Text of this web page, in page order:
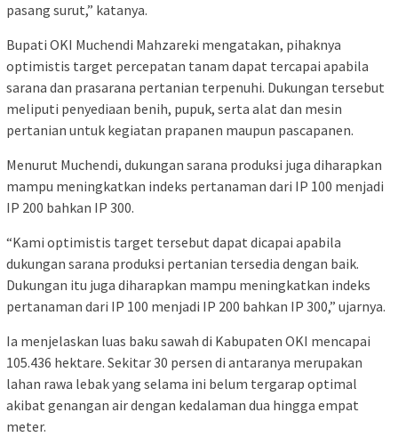
pasang surut,” katanya.
Bupati OKI Muchendi Mahzareki mengatakan, pihaknya
optimistis target percepatan tanam dapat tercapai apabila
sarana dan prasarana pertanian terpenuhi. Dukungan tersebut
meliputi penyediaan benih, pupuk, serta alat dan mesin
pertanian untuk kegiatan prapanen maupun pascapanen.
Menurut Muchendi, dukungan sarana produksi juga diharapkan
mampu meningkatkan indeks pertanaman dari IP 100 menjadi
IP 200 bahkan IP 300.
“Kami optimistis target tersebut dapat dicapai apabila
dukungan sarana produksi pertanian tersedia dengan baik.
Dukungan itu juga diharapkan mampu meningkatkan indeks
pertanaman dari IP 100 menjadi IP 200 bahkan IP 300,” ujarnya.
Ia menjelaskan luas baku sawah di Kabupaten OKI mencapai
105.436 hektare. Sekitar 30 persen di antaranya merupakan
lahan rawa lebak yang selama ini belum tergarap optimal
akibat genangan air dengan kedalaman dua hingga empat
meter.